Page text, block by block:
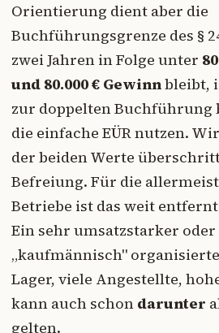
Orientierung dient aber die
Buchführungsgrenze des §
zwei Jahren in Folge unter
und 80.000 € Gewinnbleibt,
zur doppelten Buchführung
die einfache EÜR nutzen.
der beiden Werte
Befreiung. Für die
Betriebe ist das weit
Ein sehr umsatzstarker
„kaufmännisch"
Lager, viele Angestellte,
kann auch schon darunter
gelten.